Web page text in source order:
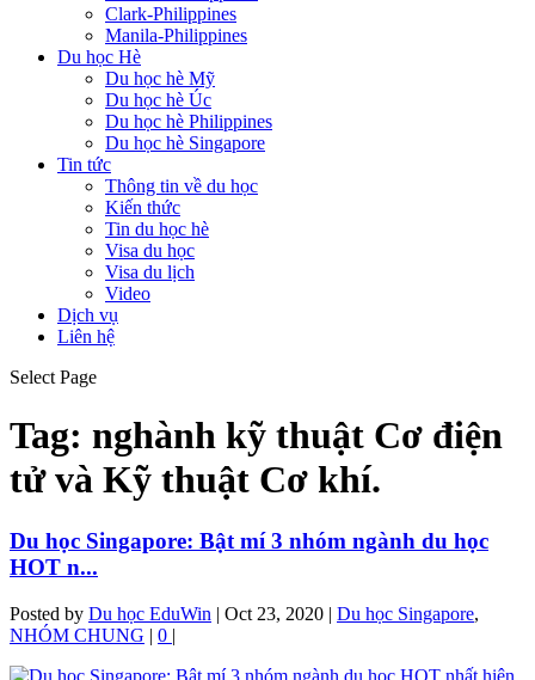
Clark-Philippines
Manila-Philippines
Du học Hè
Du học hè Mỹ
Du học hè Úc
Du học hè Philippines
Du học hè Singapore
Tin tức
Thông tin về du học
Kiến thức
Tin du học hè
Visa du học
Visa du lịch
Video
Dịch vụ
Liên hệ
Select Page
Tag: nghành kỹ thuật Cơ điện
tử và Kỹ thuật Cơ khí.
Du học Singapore: Bật mí 3 nhóm ngành du học
HOT n...
Posted by Du học EduWin | Oct 23, 2020 | Du học Singapore,
NHÓM CHUNG | 0 |